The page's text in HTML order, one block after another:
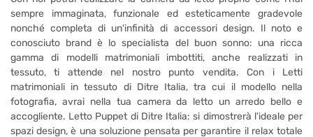
sempre immaginata, funzionale ed esteticamente gradevole
nonché completa di un'infinità di accessori design. Il noto e
conosciuto brand è lo specialista del buon sonno: una ricca
gamma di modelli matrimoniali imbottiti, anche realizzati in
tessuto, ti attende nel nostro punto vendita. Con i Letti
matrimoniali in tessuto di Ditre Italia, tra cui il modello nella
fotografia, avrai nella tua camera da letto un arredo bello e
accogliente. Letto Puppet di Ditre Italia: si dimostrerà l'ideale per
spazi design, è una soluzione pensata per garantire il relax totale